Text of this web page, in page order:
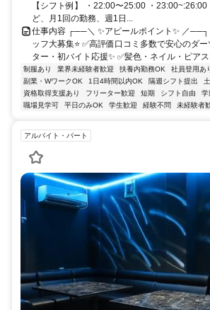
【シフト例】 ・22:00〜25:00 ・
ど、月1回の勤務、週1日...
仕事内容 ┌──＼ ✨アピールポイント✨ ／──┐
ッフ大募集⭐ ✅高評価口コミ多数で安心のダ
ター・初バイト応援✨ ✅髪色・ネイル・ピア
制服あり 業界未経験者歓迎 扶養内勤務OK 社員登用あ
副業・WワークOK
1日4時間以内OK 隔週シフト提出
資格取得支援あり
フリーター歓迎 短期 シフト自由 学
職場見学可
平日のみOK 学生歓迎 経験不問 未経験者
アルバイト・パート